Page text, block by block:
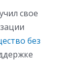
свое
без